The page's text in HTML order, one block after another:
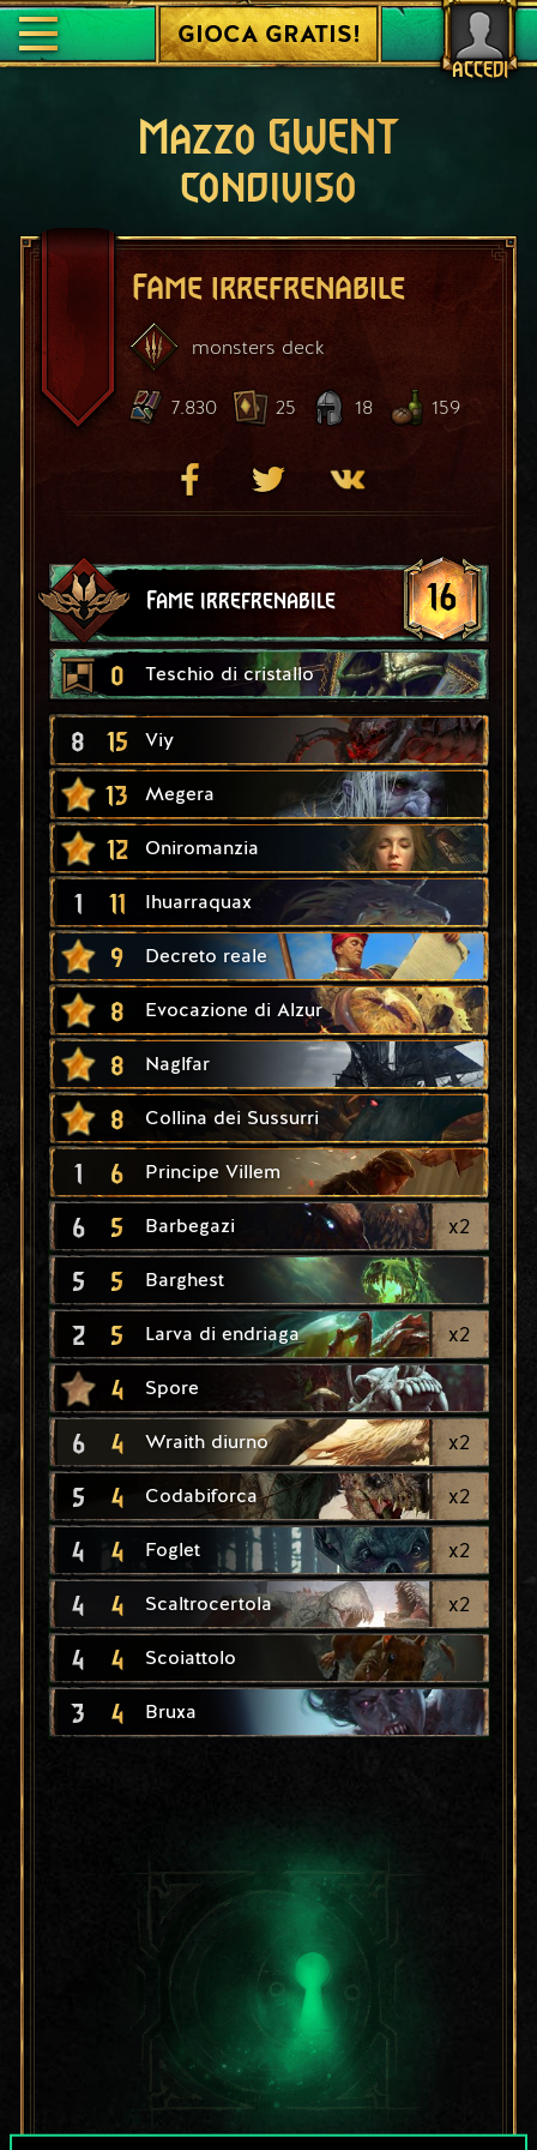
ACCEDI
GIOCA GRATIS!
Mazzo GWENT
condiviso
Fame irrefrenabile
monsters deck
7.830 25 18 159
Fame irrefrenabile 16
0 Teschio di cristallo
8 15 Viy
13 Megera
12 Oniromanzia
1 11 Ihuarraquax
9 Decreto reale
8 Evocazione di Alzur
8 Naglfar
8 Collina dei Sussurri
1 6 Principe Villem
6 5 Barbegazi x2
5 5 Barghest
2 5 Larva di endriaga x2
4 Spore
6 4 Wraith diurno x2
5 4 Codabiforca x2
4 4 Foglet x2
4 4 Scaltrocertola x2
4 4 Scoiattolo
3 4 Bruxa